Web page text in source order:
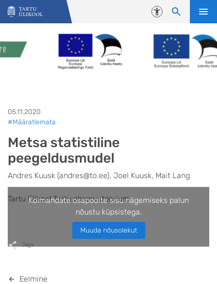
Liigu edasi põhisisu juurde
Juurdepääsetavus
05.11.2020
#Määratlemata
Metsa statistiline
peegeldusmudel
Andres Kuusk (andres@to.ee), Joel Kuusk, Mait Lang
Tartu Ülikool Tartu observatoorium
Kolmandate osapoolte sisu nägemiseks palun
nõustu küpsistega.
Muuda nõusolekut
Jaga
Eelmine